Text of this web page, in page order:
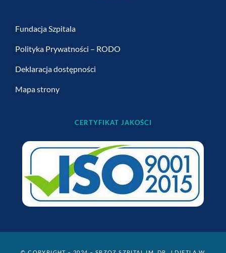
Fundacja Szpitala
Polityka Prywatności – RODO
Deklaracja dostępności
Mapa strony
CERTYFIKAT JAKOŚCI